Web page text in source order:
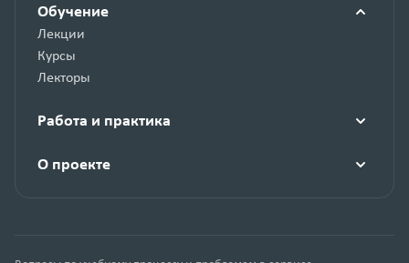
Обучение
Лекции
Курсы
Лекторы
Работа и практика
О проекте